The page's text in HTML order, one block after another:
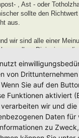
, Ast - oder
sollte den
aus.
wir sind alle einer
wollen. Diejenigen, die
ihr Werk sein können,
von einem Jahr
keinerlei
ausgesprochen
und euren
und Tricks
von
Sie auf den
Funktionen aktiviert
verarbeiten wir und
Daten
zu